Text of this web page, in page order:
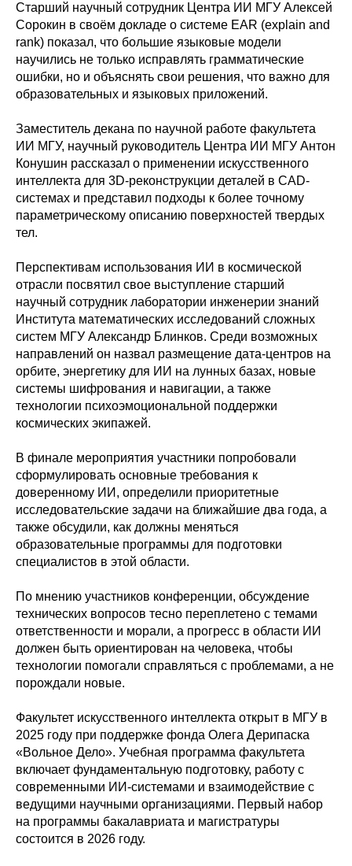
Старший научный сотрудник Центра ИИ МГУ Алексей
Сорокин в своём докладе о системе EAR (explain and
rank) показал, что большие языковые модели
научились не только исправлять грамматические
ошибки, но и объяснять свои решения, что важно для
образовательных и языковых приложений.
Заместитель декана по научной работе факультета
ИИ МГУ, научный руководитель Центра ИИ МГУ Антон
Конушин рассказал о применении искусственного
интеллекта для 3D-реконструкции деталей в CAD-
системах и представил подходы к более точному
параметрическому описанию поверхностей твердых
тел.
Перспективам использования ИИ в космической
отрасли посвятил свое выступление старший
научный сотрудник лаборатории инженерии знаний
Института математических исследований сложных
систем МГУ Александр Блинков. Среди возможных
направлений он назвал размещение дата-центров на
орбите, энергетику для ИИ на лунных базах, новые
системы шифрования и навигации, а также
технологии психоэмоциональной поддержки
космических экипажей.
В финале мероприятия участники попробовали
сформулировать основные требования к
доверенному ИИ, определили приоритетные
исследовательские задачи на ближайшие два года, а
также обсудили, как должны меняться
образовательные программы для подготовки
специалистов в этой области.
По мнению участников конференции, обсуждение
технических вопросов тесно переплетено с темами
ответственности и морали, а прогресс в области ИИ
должен быть ориентирован на человека, чтобы
технологии помогали справляться с проблемами, а не
порождали новые.
Факультет искусственного интеллекта открыт в МГУ в
2025 году при поддержке фонда Олега Дерипаска
«Вольное Дело». Учебная программа факультета
включает фундаментальную подготовку, работу с
современными ИИ-системами и взаимодействие с
ведущими научными организациями. Первый набор
на программы бакалавриата и магистратуры
состоится в 2026 году.